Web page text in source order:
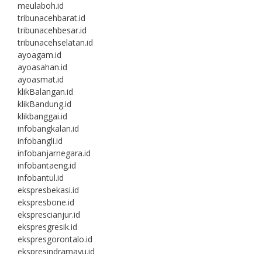
meulaboh.id
tribunacehbarat.id
tribunacehbesar.id
tribunacehselatan.id
ayoagam.id
ayoasahan.id
ayoasmat.id
klikBalangan.id
klikBandung.id
klikbanggai.id
infobangkalan.id
infobangli.id
infobanjarnegara.id
infobantaeng.id
infobantul.id
ekspresbekasi.id
ekspresbone.id
eksprescianjur.id
ekspresgresik.id
ekspresgorontalo.id
ekspresindramayu.id